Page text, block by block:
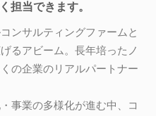
担当できます。
ンサルティングファームと
るアビーム。長年培ったノ
の企業のリアルパートナー
事業の多様化が進む中、コ